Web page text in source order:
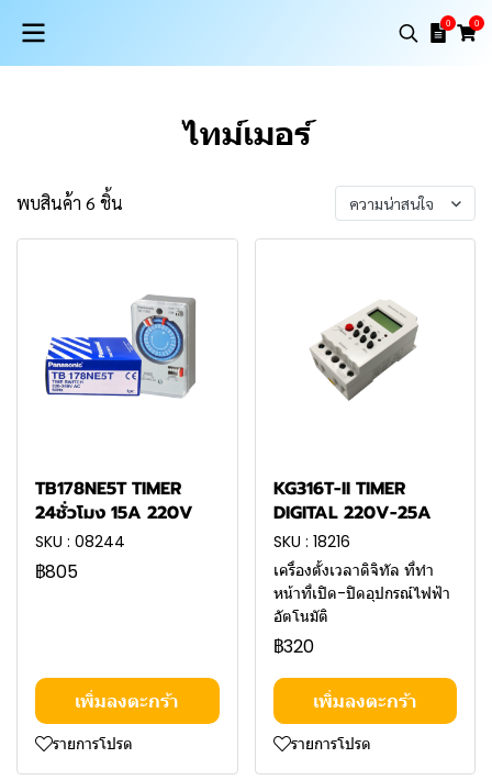
0 0
ไทม์เมอร์
พบสินค้า 6 ชิ้น ความน่าสนใจ
TB178NE5T TIMER
24ชั่วโมง 15A 220V
SKU : 08244
฿805
เพิ่มลงตะกร้า
รายการโปรด
KG316T-II TIMER
DIGITAL 220V-25A
SKU : 18216
เครื่องตั้งเวลาดิจิทัล ที่ทำ
หน้าที่เปิด-ปิดอุปกรณ์ไฟฟ้า
อัตโนมัติ
฿320
เพิ่มลงตะกร้า
รายการโปรด